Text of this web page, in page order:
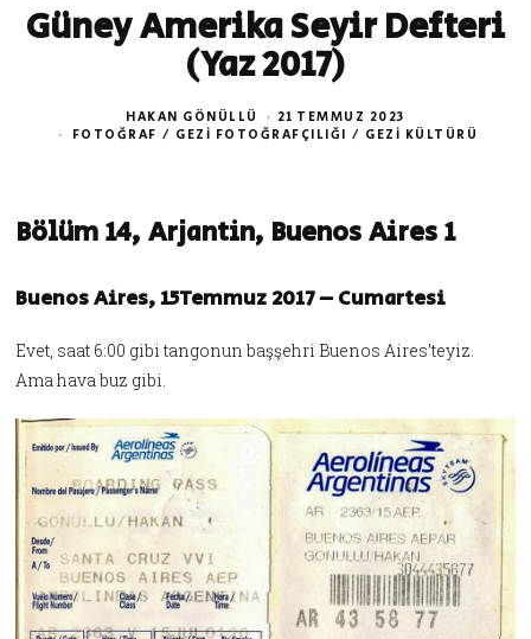
Güney Amerika Seyir Defteri
(Yaz 2017)
HAKAN GÖNÜLLÜ
21 TEMMUZ 2023
FOTOĞRAF / GEZI FOTOĞRAFÇILIĞI / GEZI KÜLTÜRÜ
Bölüm 14, Arjantin, Buenos Aires 1
Buenos Aires, 15Temmuz 2017 – Cumartesi
Evet, saat 6:00 gibi tangonun başşehri Buenos Aires’teyiz.
Ama hava buz gibi.